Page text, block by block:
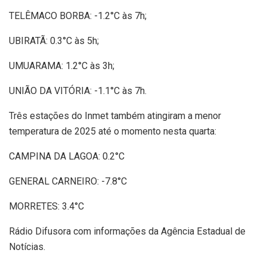
TELÊMACO BORBA: -1.2°C às 7h;
UBIRATÃ: 0.3°C às 5h;
UMUARAMA: 1.2°C às 3h;
UNIÃO DA VITÓRIA: -1.1°C às 7h.
Três estações do Inmet também atingiram a menor
temperatura de 2025 até o momento nesta quarta:
CAMPINA DA LAGOA: 0.2°C
GENERAL CARNEIRO: -7.8°C
MORRETES: 3.4°C
Rádio Difusora com informações da Agência Estadual de
Notícias.